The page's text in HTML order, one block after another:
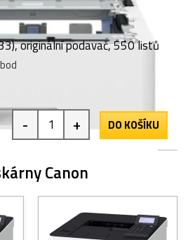
originální podavač, 550 listů
- + DO KOŠÍKU
Canon